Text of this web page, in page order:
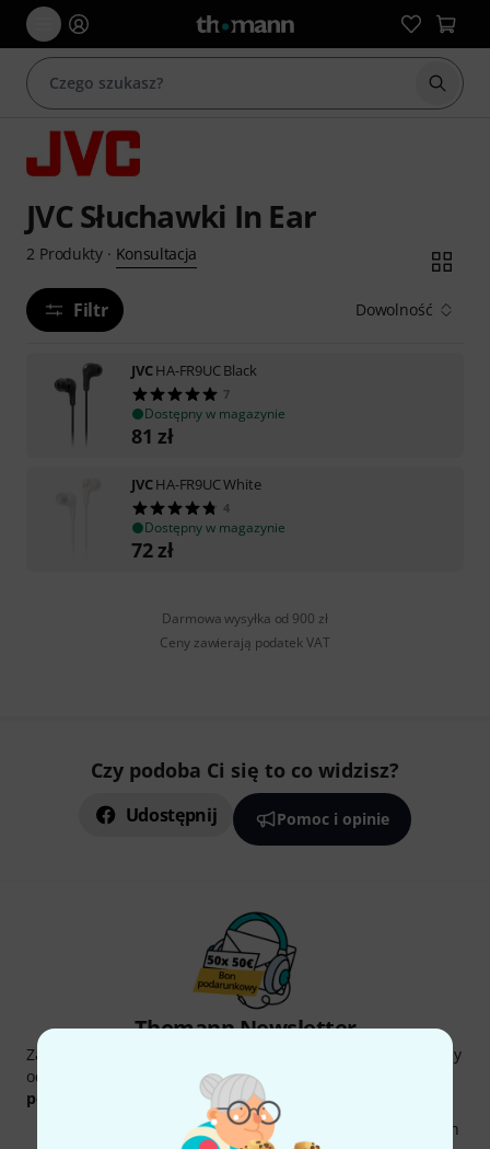
JVC Słuchawki In Ear
2 Produkty· Konsultacja
Filtr Dowolność
JVCHA-FR9UC Black
7
Dostępny w magazynie
81 zł
JVCHA-FR9UC White
4
Dostępny w magazynie
72zł
Darmowa wysyłka od 900 zł
Ceny zawierają podatek VAT
Czy podoba Ci się to co widzisz?
Udostępnij Pomoc i opinie
Thomann Newsletter
Zapisz się do Thomann Newsletter w języku polskim, a przy
odrobinie szczęścia możesz wygrać jeden z
podarunkowych
50 € !
Oferty Spostrzeżenia Thomann